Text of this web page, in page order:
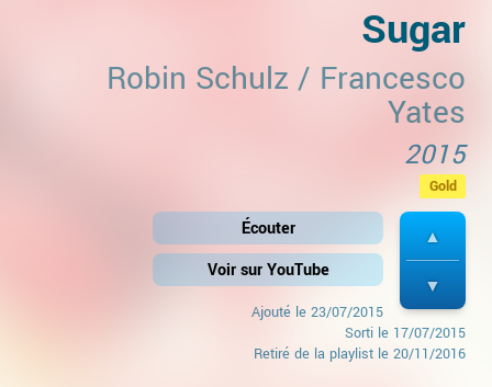
Sugar
Robin Schulz / Francesco
Yates
2015
Gold
Écouter
Voir sur YouTube
Ajouté le 23/07/2015
Sorti le 17/07/2015
Retiré de la playlist le 20/11/2016